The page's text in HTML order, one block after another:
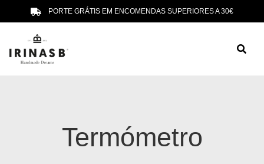
PORTE GRÁTIS EM ENCOMENDAS SUPERIORES A 30€
Termómetro